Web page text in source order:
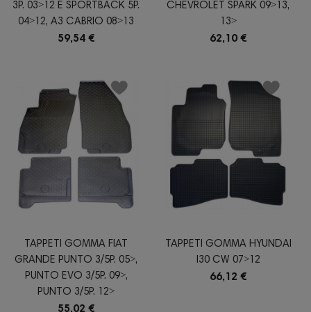
3P. 03˃12 E SPORTBACK 5P.
04˃12, A3 CABRIO 08˃13
59,54 €
CHEVROLET SPARK 09˃13,
13˃
62,10 €
TAPPETI GOMMA FIAT
GRANDE PUNTO 3/5P. 05˃,
PUNTO EVO 3/5P. 09˃,
PUNTO 3/5P. 12˃
55,02 €
TAPPETI GOMMA HYUNDAI
I30 CW 07˃12
66,12 €